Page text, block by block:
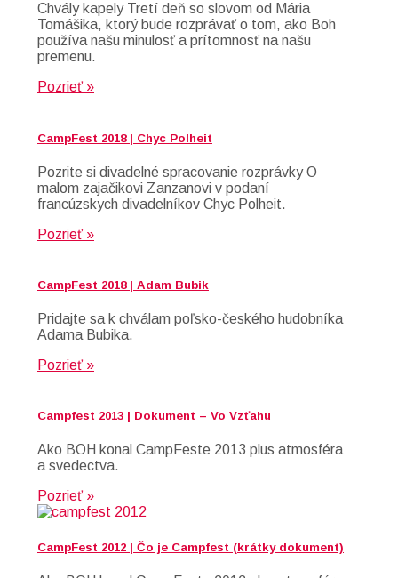
Chvály kapely Tretí deň so slovom od Mária
Tomášika, ktorý bude rozprávať o tom, ako Boh
používa našu minulosť a prítomnosť na našu
premenu.
Pozrieť »
CampFest 2018 | Chyc Polheit
Pozrite si divadelné spracovanie rozprávky O
malom zajačikovi Zanzanovi v podaní
francúzskych divadelníkov Chyc Polheit.
Pozrieť »
CampFest 2018 | Adam Bubik
Pridajte sa k chválam poľsko-českého hudobníka
Adama Bubika.
Pozrieť »
Campfest 2013 | Dokument – Vo Vzťahu
Ako BOH konal CampFeste 2013 plus atmosféra
a svedectva.
Pozrieť »
CampFest 2012 | Čo je Campfest (krátky dokument)